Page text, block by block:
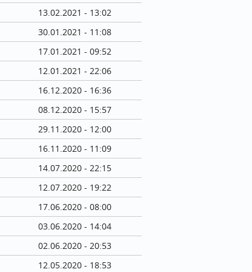
13.02.2021 - 13:02
30.01.2021 - 11:08
17.01.2021 - 09:52
12.01.2021 - 22:06
16.12.2020 - 16:36
08.12.2020 - 15:57
29.11.2020 - 12:00
16.11.2020 - 11:09
14.07.2020 - 22:15
12.07.2020 - 19:22
17.06.2020 - 08:00
03.06.2020 - 14:04
02.06.2020 - 20:53
12.05.2020 - 18:53